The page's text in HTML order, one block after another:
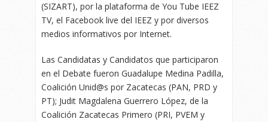
(SIZART), por la plataforma de You Tube IEEZ
TV, el Facebook live del IEEZ y por diversos
medios informativos por Internet.
Las Candidatas y Candidatos que participaron
en el Debate fueron Guadalupe Medina Padilla,
Coalición Unid@s por Zacatecas (PAN, PRD y
PT); Judit Magdalena Guerrero López, de la
Coalición Zacatecas Primero (PRI, PVEM y